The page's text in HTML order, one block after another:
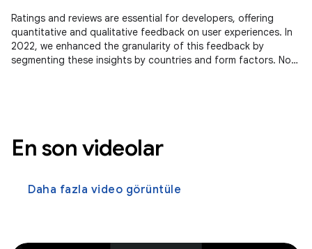
Ratings and reviews are essential for developers, offering
quantitative and qualitative feedback on user experiences. In
2022, we enhanced the granularity of this feedback by
segmenting these insights by countries and form factors. Now,
En son videolar
Daha fazla video görüntüle